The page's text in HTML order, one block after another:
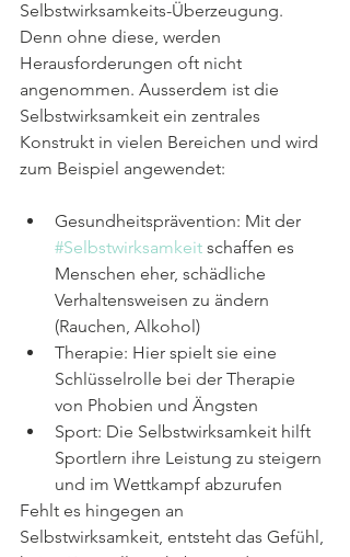
Selbstwirksamkeits-Überzeugung.
Denn ohne diese, werden
Herausforderungen oft nicht
angenommen. Ausserdem ist die
Selbstwirksamkeit ein zentrales
Konstrukt in vielen Bereichen und wird
zum Beispiel angewendet:
Gesundheitsprävention: Mit der
#Selbstwirksamkeit schaffen es
Menschen eher, schädliche
Verhaltensweisen zu ändern
(Rauchen, Alkohol)
Therapie: Hier spielt sie eine
Schlüsselrolle bei der Therapie
von Phobien und Ängsten
Sport: Die Selbstwirksamkeit hilft
Sportlern ihre Leistung zu steigern
und im Wettkampf abzurufen
Fehlt es hingegen an
Selbstwirksamkeit, entsteht das Gefühl,